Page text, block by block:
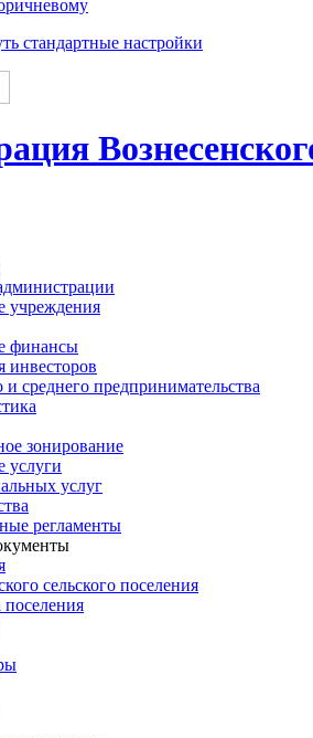
стандартные настройки
учреждения
финансы
инвесторов
и среднего предпринимательства
зонирование
услуги
услуг
регламенты
сельского поселения